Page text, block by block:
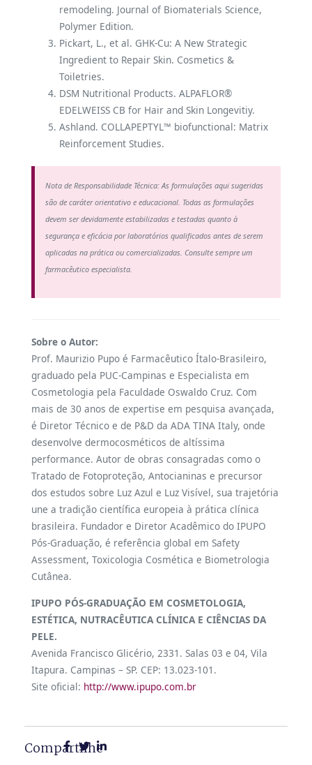
remodeling. Journal of Biomaterials Science,
Polymer Edition.
Pickart, L., et al. GHK-Cu: A New Strategic
Ingredient to Repair Skin. Cosmetics &
Toiletries.
DSM Nutritional Products. ALPAFLOR®
EDELWEISS CB for Hair and Skin Longevitiy.
Ashland. COLLAPEPTYL™ biofunctional: Matrix
Reinforcement Studies.
Nota de Responsabilidade Técnica: As formulações aqui sugeridas
são de caráter orientativo e educacional. Todas as formulações
devem ser devidamente estabilizadas e testadas quanto à
segurança e eficácia por laboratórios qualificados antes de serem
aplicadas na prática ou comercializadas. Consulte sempre um
farmacêutico especialista.
Sobre o Autor:
Prof. Maurizio Pupo é Farmacêutico Ítalo-Brasileiro,
graduado pela PUC-Campinas e Especialista em
Cosmetologia pela Faculdade Oswaldo Cruz. Com
mais de 30 anos de expertise em pesquisa avançada,
é Diretor Técnico e de P&D da ADA TINA Italy, onde
desenvolve dermocosméticos de altíssima
performance. Autor de obras consagradas como o
Tratado de Fotoproteção, Antocianinas e precursor
dos estudos sobre Luz Azul e Luz Visível, sua trajetória
une a tradição científica europeia à prática clínica
brasileira. Fundador e Diretor Acadêmico do IPUPO
Pós-Graduação, é referência global em Safety
Assessment, Toxicologia Cosmética e Biometrologia
Cutânea.
IPUPO PÓS-GRADUAÇÃO EM COSMETOLOGIA,
ESTÉTICA, NUTRACÊUTICA CLÍNICA E CIÊNCIAS DA
PELE.
Avenida Francisco Glicério, 2331. Salas 03 e 04, Vila
Itapura. Campinas – SP. CEP: 13.023-101.
Site oficial: http://www.ipupo.com.br
Compartilhe